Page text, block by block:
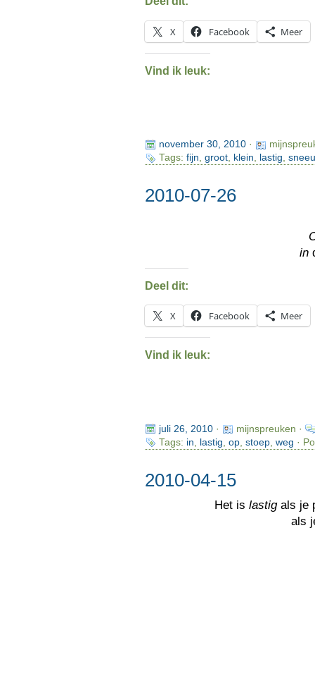
X Facebook Meer
Vind ik leuk:
november 30, 2010·
Tags: fijn, groot, klein, lastig,
2010-07-26
in
Deel dit:
X Facebook Meer
Vind ik leuk:
juli 26, 2010·
mijnspreuken ·
Tags: in lastig op, stoep, weg ·
2010-04-15
Het islastigals je
als